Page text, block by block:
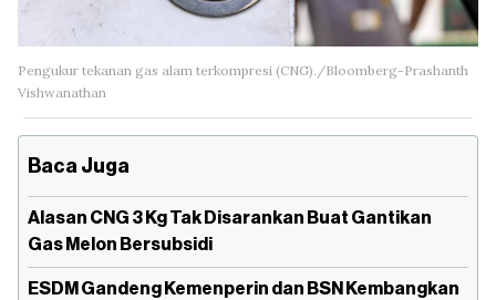
Pengukur tekanan gas alam terkompresi (CNG)./Bloomberg-Prashanth
Vishwanathan
Baca Juga
Alasan CNG 3 Kg Tak Disarankan Buat Gantikan
Gas Melon Bersubsidi
ESDM Gandeng Kemenperin dan BSN Kembangkan